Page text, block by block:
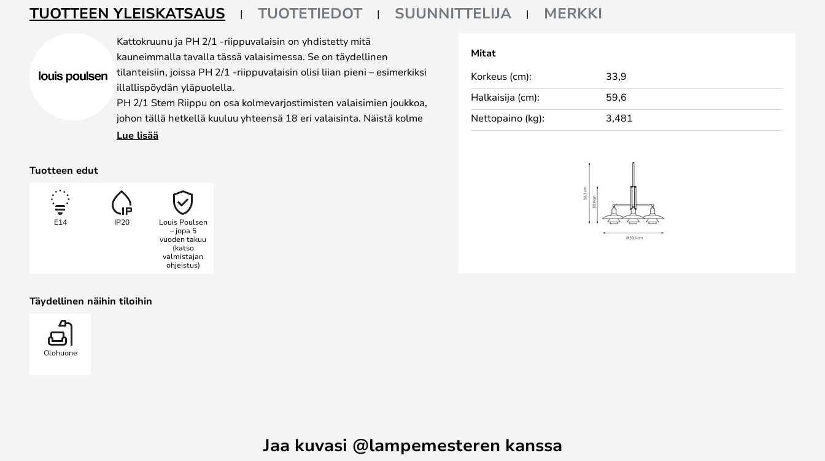
the
images
TUOTTEEN YLEISKATSAUS TUOTETIEDOT SUUNNITTELIJA MERKKI
Kattokruunu ja PH 2/1 -riippuvalaisin on yhdistetty mitä
kauneimmalla tavalla tässä valaisimessa. Se on täydellinen
tilanteisiin, joissa PH 2/1 -riippuvalaisin olisi liian pieni – esimerkiksi
illallispöydän yläpuolella.
PH 2/1 Stem Riippu on osa kolmevarjostimisten valaisimien joukkoa,
johon tällä hetkellä kuuluu yhteensä 18 eri valaisinta. Näistä kolme
on suunniteltu ulkokäyttöön. Poul Henningsen loi
luomaan häikäisemättömän ja pehmeän valon, joka on samalla
taloudellinen.
Niinpä PH ei luonut pelkästään valaisinta vaan kokonaisen
valaisinjärjestelmän. Vuosien saatossa siihen liittyen on valmistettu
noin tuhat erilaista valaisinmallia. PH-valaisimien numerot
viittaavat niiden varjostimien kokoon. Jokaiseen ylävarjostimeen
‘puhtaimmista’ malleista, sisältää 20 cm kokoisen ylävarjostimen
PH 2/1 Stem Riippu julkistettiin nykyisessä muodossaan vuonna
Lue lisää
Tuotteen edut
E14 IP20
Louis Poulsen
– jopa 5
vuoden takuu
(katso
valmistajan
ohjeistus)
Täydellinen näihin tiloihin
Olohuone
Mitat
Korkeus (cm):
33,9
Halkaisija (cm):
59,6
Nettopaino (kg):
3,481
Jaa kuvasi @lampemesteren kanssa